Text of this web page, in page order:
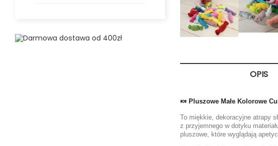
OPIS
🍬 Pluszowe Małe Kolorowe
To miękkie, dekoracyjne atrapy
z przyjemnego w dotyku
pluszowe, które wyglądają